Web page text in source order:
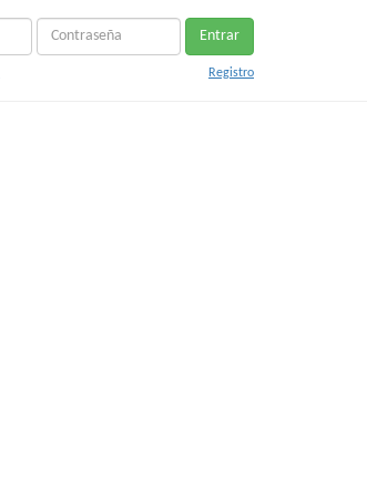
Entrar
Registro